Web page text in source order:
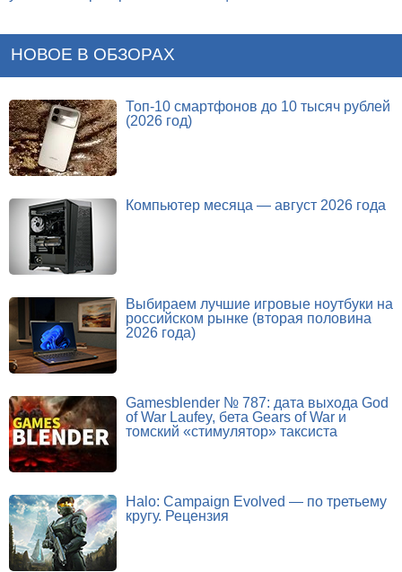
НОВОЕ В ОБЗОРАХ
Топ-10 смартфонов до 10 тысяч рублей
(2026 год)
Компьютер месяца — август 2026 года
Выбираем лучшие игровые ноутбуки на
российском рынке (вторая половина
2026 года)
Gamesblender № 787: дата выхода God
of War Laufey, бета Gears of War и
томский «стимулятор» таксиста
Halo: Campaign Evolved — по третьему
кругу. Рецензия